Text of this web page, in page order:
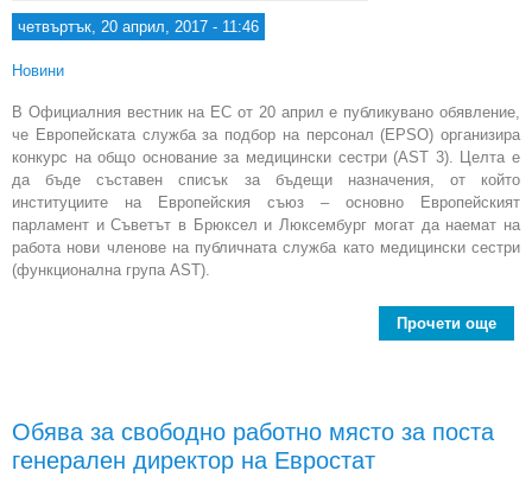
четвъртък, 20 април, 2017 - 11:46
Новини
В Официалния вестник на ЕС от 20 април е публикувано обявление,
че Европейската служба за подбор на персонал (EPSO) организира
конкурс на общо основание за медицински сестри (AST 3). Целта е
да бъде съставен списък за бъдещи назначения, от който
институциите на Европейския съюз – основно Европейският
парламент и Съветът в Брюксел и Люксембург могат да наемат на
работа нови членове на публичната служба като медицински сестри
(функционална група AST).
Прочети още
Обява за свободно работно място за поста
генерален директор на Евростат